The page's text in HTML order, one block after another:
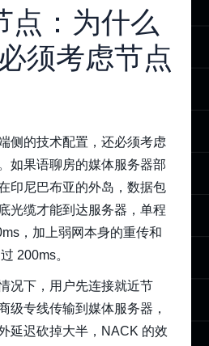
点：为什么
须考虑节点
侧的技术配置，还必须考虑
如果语聊房的媒体服务器部
印尼巴布亚的外岛，数据包
光缆才能到达服务器，单程
，加上弱网本身的重传和
200ms。
况下，用户先连接就近节
级专线传输到媒体服务器，
延迟砍掉大半，NACK 的效